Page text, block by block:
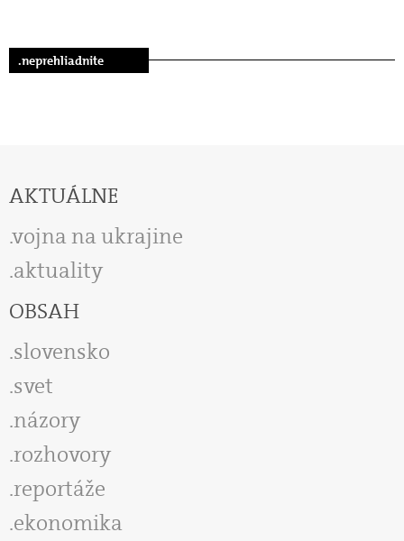
.neprehliadnite
AKTUÁLNE
vojna na ukrajine
aktuality
OBSAH
slovensko
svet
názory
rozhovory
reportáže
ekonomika